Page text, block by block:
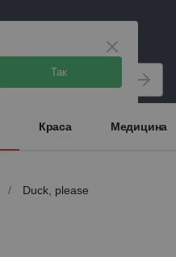
Так
Краса Медицина
/ Duck, please